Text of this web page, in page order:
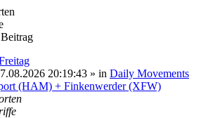
20:19:43 » in Daily Movements
(HAM) + Finkenwerder (XFW)